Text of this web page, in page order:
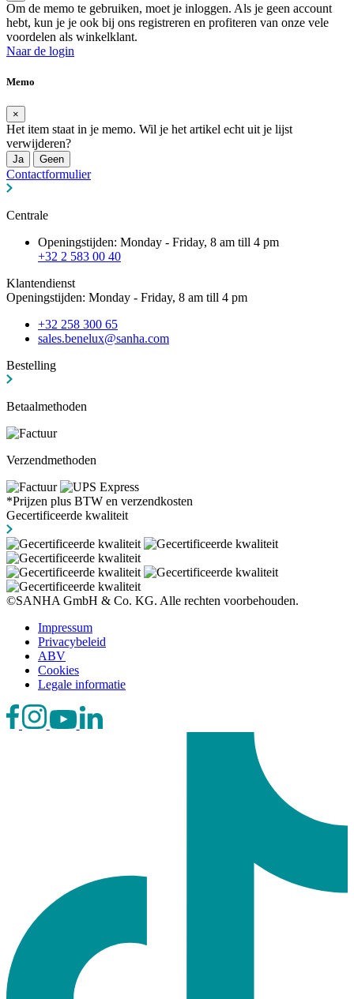
Om de memo te gebruiken, moet je inloggen. Als je geen account
hebt, kun je je ook bij ons registreren en profiteren van onze vele
voordelen als winkelklant.
Naar de login
Memo
×
Het item staat in je memo. Wil je het artikel echt uit je lijst
verwijderen?
Ja Geen
Contactformulier
Centrale
Openingstijden: Monday - Friday, 8 am till 4 pm
+32 2 583 00 40
Klantendienst
Openingstijden: Monday - Friday, 8 am till 4 pm
+32 258 300 65
sales.benelux@sanha.com
Bestelling
Betaalmethoden
Verzendmethoden
*Prijzen plus BTW en verzendkosten
Gecertificeerde kwaliteit
©SANHA GmbH & Co. KG. Alle rechten voorbehouden.
Impressum
Privacybeleid
ABV
Cookies
Legale informatie